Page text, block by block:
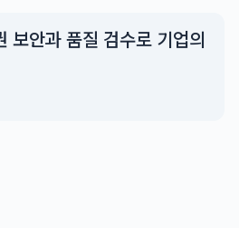
보안과 품질 검수로 기업의